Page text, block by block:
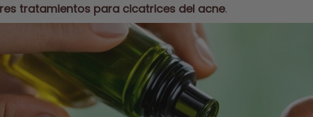
tratamientos para cicatrices del acne.